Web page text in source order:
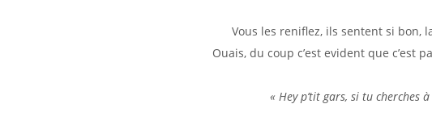
Vous les reniflez, ils sentent si bon,
Ouais, du coup c’est evident que c’est
« Hey p’tit gars, si tu cherches